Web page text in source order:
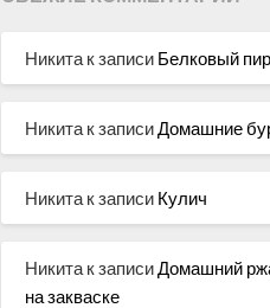
Никитак записи Белковый
Никитак записи Домашние
Никитак записи Кулич
Никитак записи Домашний
на закваске